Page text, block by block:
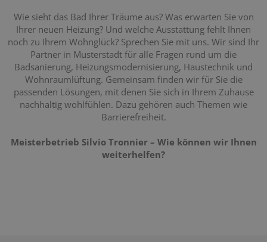
Wie sieht das Bad Ihrer Träume aus? Was erwarten Sie von
Ihrer neuen Heizung? Und welche Ausstattung fehlt Ihnen
noch zu Ihrem Wohnglück? Sprechen Sie mit uns. Wir sind Ihr
Partner in Musterstadt für alle Fragen rund um die
Badsanierung, Heizungsmodernisierung, Haustechnik und
Wohnraumlüftung. Gemeinsam finden wir für Sie die
passenden Lösungen, mit denen Sie sich in Ihrem Zuhause
nachhaltig wohlfühlen. Dazu gehören auch Themen wie
Barrierefreiheit.
Meisterbetrieb Silvio Tronnier – Wie können wir Ihnen
weiterhelfen?